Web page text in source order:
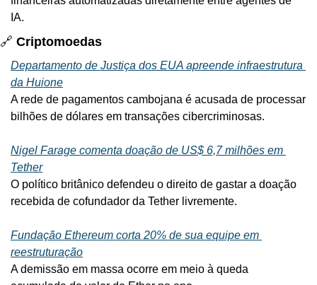
IA.
🔗 Criptomoedas
Departamento de Justiça dos EUA apreende infraestrutura
da Huione
A rede de pagamentos cambojana é acusada de processar
bilhões de dólares em transações cibercriminosas.
Nigel Farage comenta doação de US$ 6,7 milhões em
Tether
O político britânico defendeu o direito de gastar a doação
recebida de cofundador da Tether livremente.
Fundação Ethereum corta 20% de sua equipe em
reestruturação
A demissão em massa ocorre em meio à queda